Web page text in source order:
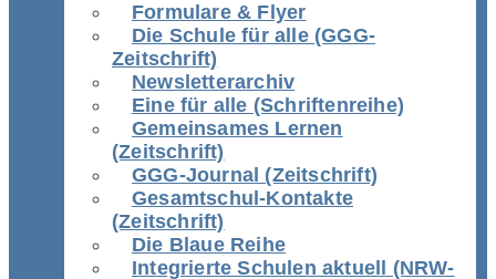
Formulare & Flyer
Die Schule für alle (GGG-
Zeitschrift)
Newsletterarchiv
Eine für alle (Schriftenreihe)
Gemeinsames Lernen
(Zeitschrift)
GGG-Journal (Zeitschrift)
Gesamtschul-Kontakte
(Zeitschrift)
Die Blaue Reihe
Integrierte Schulen aktuell (NRW-